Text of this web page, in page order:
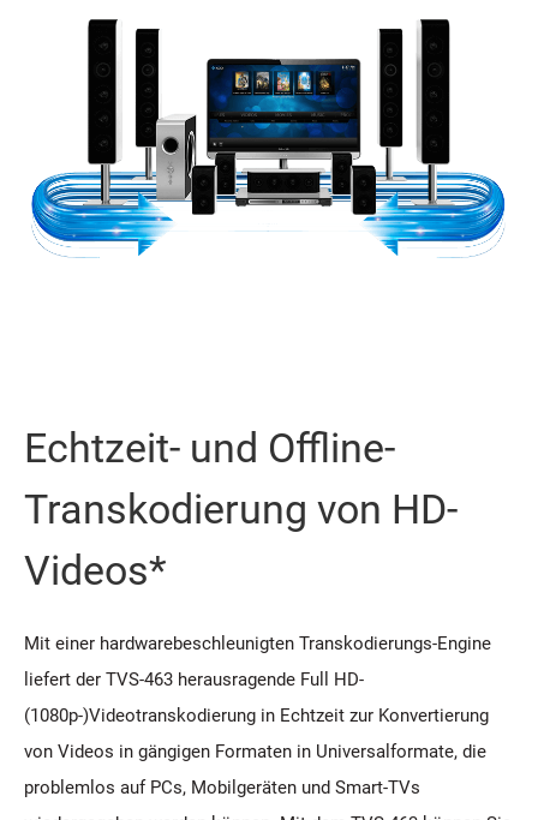
Echtzeit- und Offline-
Transkodierung von HD-
Videos*
Mit einer hardwarebeschleunigten Transkodierungs-Engine
liefert der TVS-463 herausragende Full HD-
(1080p-)Videotranskodierung in Echtzeit zur Konvertierung
von Videos in gängigen Formaten in Universalformate, die
problemlos auf PCs, Mobilgeräten und Smart-TVs